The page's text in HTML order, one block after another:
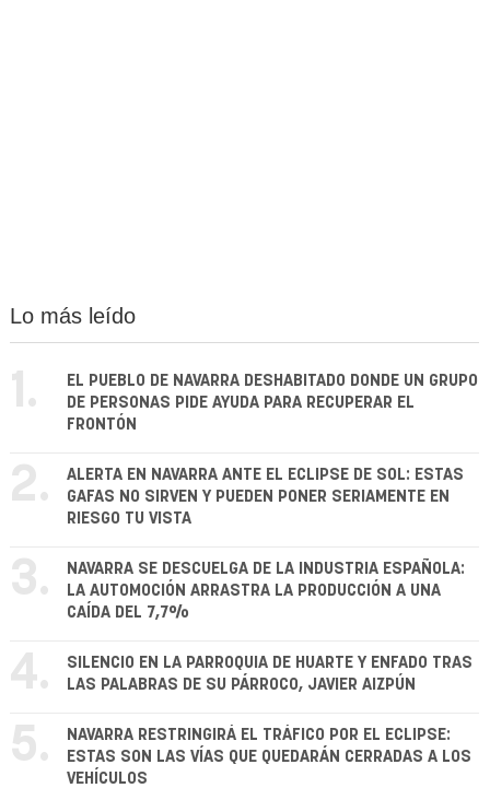
Lo más leído
1.
EL PUEBLO DE NAVARRA DESHABITADO DONDE UN GRUPO
DE PERSONAS PIDE AYUDA PARA RECUPERAR EL
FRONTÓN
2.
ALERTA EN NAVARRA ANTE EL ECLIPSE DE SOL: ESTAS
GAFAS NO SIRVEN Y PUEDEN PONER SERIAMENTE EN
RIESGO TU VISTA
3.
NAVARRA SE DESCUELGA DE LA INDUSTRIA ESPAÑOLA:
LA AUTOMOCIÓN ARRASTRA LA PRODUCCIÓN A UNA
CAÍDA DEL 7,7%
4.
SILENCIO EN LA PARROQUIA DE HUARTE Y ENFADO TRAS
LAS PALABRAS DE SU PÁRROCO, JAVIER AIZPÚN
5.
NAVARRA RESTRINGIRÁ EL TRÁFICO POR EL ECLIPSE:
ESTAS SON LAS VÍAS QUE QUEDARÁN CERRADAS A LOS
VEHÍCULOS